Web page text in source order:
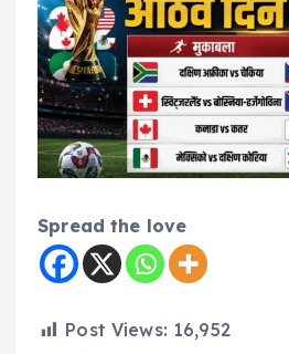
Spread the love
Post Views: 16,952